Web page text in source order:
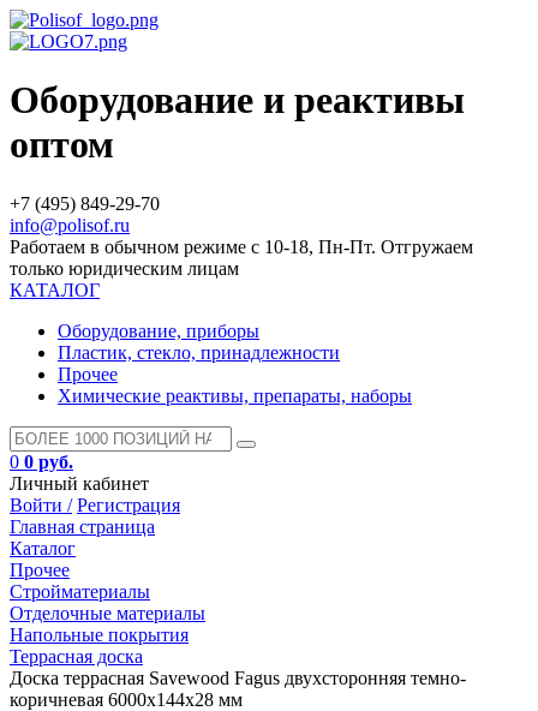
Оборудование и реактивы
оптом
+7 (495) 849-29-70
info@polisof.ru
Работаем в обычном режиме с 10-18, Пн-Пт. Отгружаем
только юридическим лицам
КАТАЛОГ
Оборудование, приборы
Пластик, стекло, принадлежности
Прочее
Химические реактивы, препараты, наборы
0 0 руб.
Личный кабинет
Войти / Регистрация
Главная страница
Каталог
Прочее
Стройматериалы
Отделочные материалы
Напольные покрытия
Террасная доска
Доска террасная Savewood Fagus двухсторонняя темно-
коричневая 6000х144х28 мм